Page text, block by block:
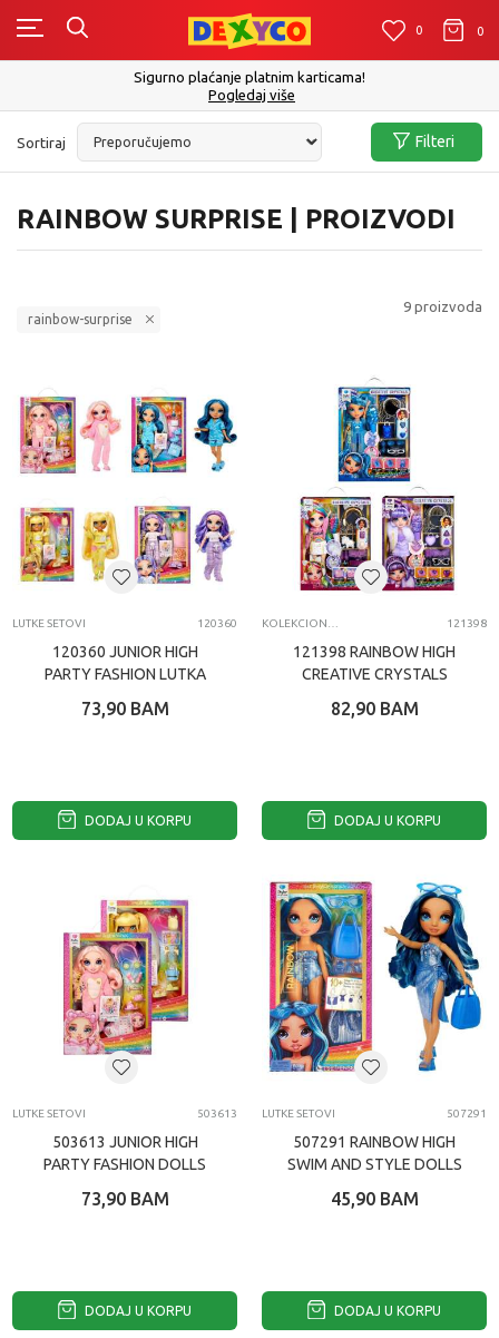
0 0
Sigurno plaćanje platnim karticama!
Pogledaj više
RAINBOW SURPRISE | PROIZVODI
Sortiraj Filteri
rainbow-surprise
9 proizvoda
LUTKE SETOVI 120360
120360 JUNIOR HIGH
PARTY FASHION LUTKA
73,90 BAM
DODAJ U KORPU
121398
121398 RAINBOW HIGH
CREATIVE CRYSTALS
82,90 BAM
DODAJ U KORPU
LUTKE SETOVI 503613
503613 JUNIOR HIGH
PARTY FASHION DOLLS
73,90 BAM
DODAJ U KORPU
LUTKE SETOVI 507291
507291 RAINBOW HIGH
SWIM AND STYLE DOLLS
45,90 BAM
DODAJ U KORPU